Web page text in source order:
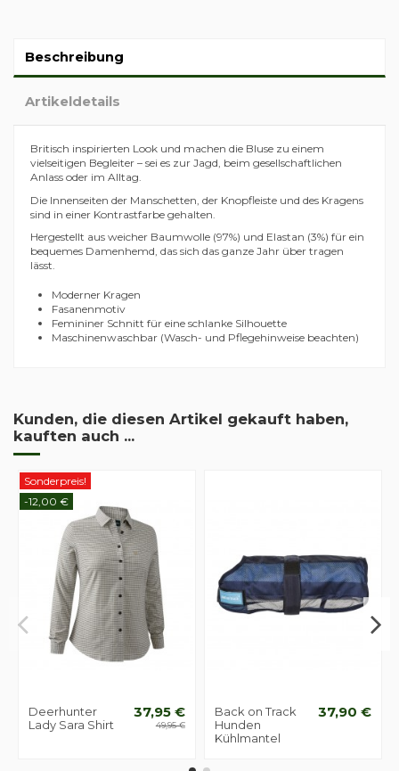
Beschreibung
Artikeldetails
Britisch inspirierten Look und machen die Bluse zu einem
vielseitigen Begleiter – sei es zur Jagd, beim gesellschaftlichen
Anlass oder im Alltag.
Die Innenseiten der Manschetten, der Knopfleiste und des Kragens
sind in einer Kontrastfarbe gehalten.
Hergestellt aus weicher Baumwolle (97%) und Elastan (3%) für ein
bequemes Damenhemd, das sich das ganze Jahr über tragen
lässt.
Moderner Kragen
Fasanenmotiv
Femininer Schnitt für eine schlanke Silhouette
Maschinenwaschbar (Wasch- und Pflegehinweise beachten)
Kunden, die diesen Artikel gekauft haben,
kauften auch ...
Sonderpreis!
-12,00 €
Deerhunter
Lady Sara Shirt
37,95 €
49,95 €
Back on Track
Hunden
Kühlmantel
37,90 €